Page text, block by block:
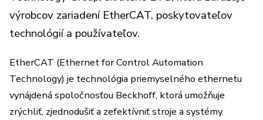
výrobcov zariadení EtherCAT, poskytovateľov
technológií a používateľov.
EtherCAT (Ethernet for Control Automation
Technology) je technológia priemyselného ethernetu
vynájdená spoločnosťou Beckhoff, ktorá umožňuje
zrýchliť, zjednodušiť a zefektívniť stroje a systémy.